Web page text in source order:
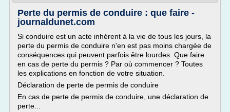
Perte du permis de conduire : que faire -
journaldunet.com
Si conduire est un acte inhérent à la vie de tous les jours, la
perte du permis de conduire n'en est pas moins chargée de
conséquences qui peuvent parfois être lourdes. Que faire
en cas de perte du permis ? Par où commencer ? Toutes
les explications en fonction de votre situation.
Déclaration de perte de permis de conduire
En cas de perte de permis de conduire, une déclaration de
perte...